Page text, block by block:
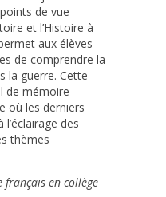
de vue
et l’Histoire à
aux élèves
de comprendre la
la guerre. Cette
de mémoire
où les derniers
des
thèmes
français en collège